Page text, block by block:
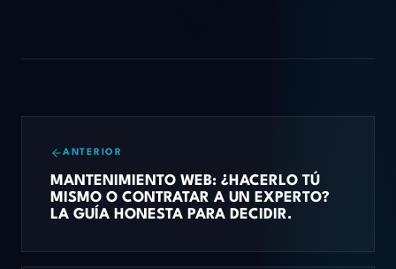
ANTERIOR
MANTENIMIENTO WEB: ¿HACERLO TÚ
MISMO O CONTRATAR A UN EXPERTO?
LA GUÍA HONESTA PARA DECIDIR.